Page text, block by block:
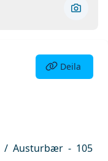
Skoða
Deila eign
Deila
/ Austurbær - 105